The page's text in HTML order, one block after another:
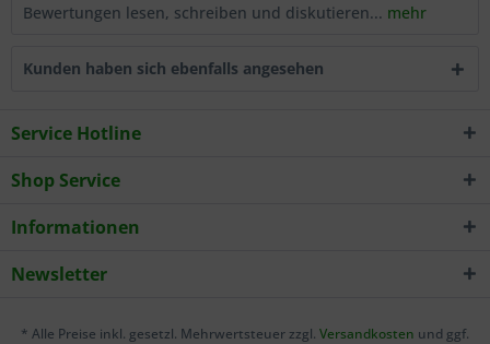
Bewertungen lesen, schreiben und diskutieren... mehr
Kunden haben sich ebenfalls angesehen
Service Hotline
Shop Service
Informationen
Newsletter
* Alle Preise inkl. gesetzl. Mehrwertsteuer zzgl. Versandkosten und ggf.